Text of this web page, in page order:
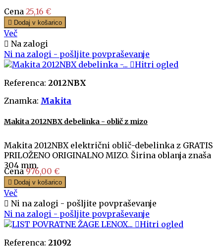
Cena 25,16 €
 Dodaj v košarico
Več
 Na zalogi
Ni na zalogi - pošljite povpraševanje
Hitri ogled
Referenca: 2012NBX
Znamka: Makita
Makita 2012NBX debelinka - oblič z mizo
Makita 2012NBX električni oblič-debelinka z GRATIS
PRILOŽENO ORIGINALNO MIZO. Širina oblanja znaša
304 mm.
Cena 976,00 €
 Dodaj v košarico
Več
 Ni na zalogi - pošljite povpraševanje
Ni na zalogi - pošljite povpraševanje
Hitri ogled
Referenca: 21092